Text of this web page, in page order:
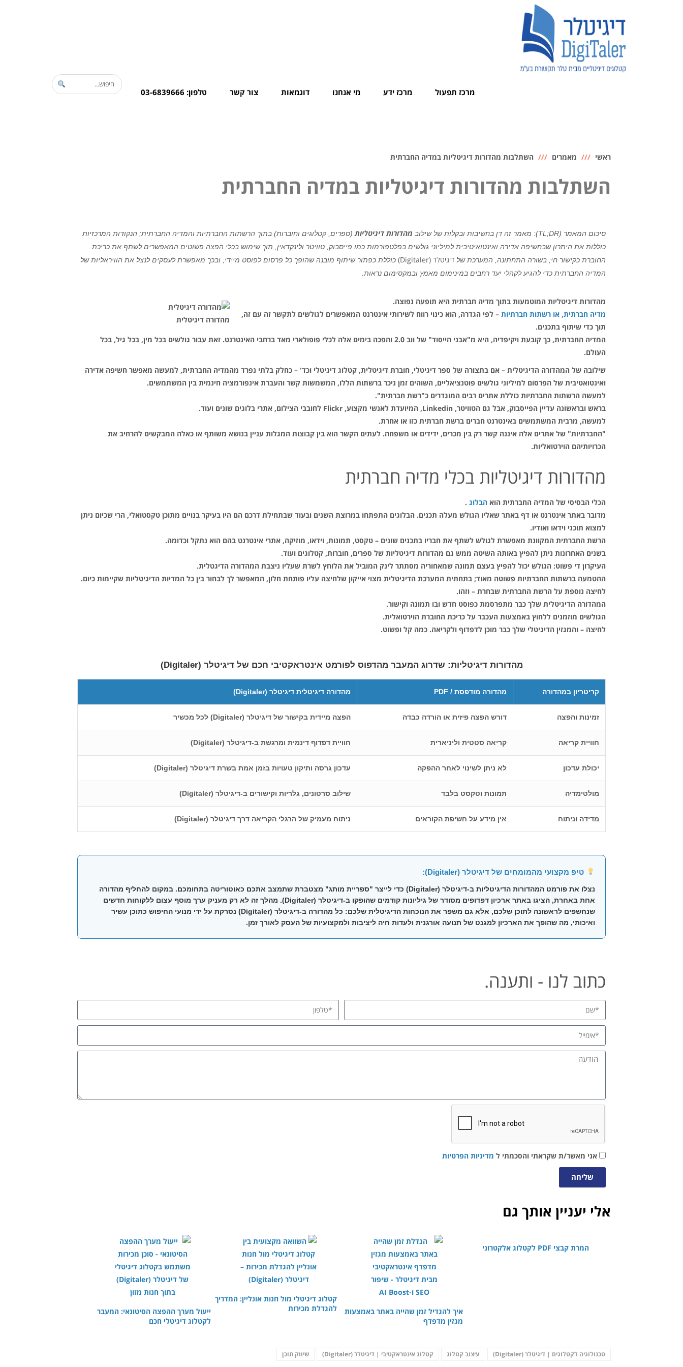
מרכז תפעול מרכז ידע מי אנחנו דוגמאות צור קשר טלפון: 03-6839666
ראשי מאמרים השתלבות מהדורות דיגיטליות במדיה החברתית
השתלבות מהדורות דיגיטליות במדיה החברתית
סיכום המאמר (TL;DR): מאמר זה דן בחשיבות ובקלות של שילוב מהדורות דיגיטליות (ספרים, קטלוגים וחוברות) בתוך הרשתות החברתיות והמדיה החברתית; הנקודות המרכזיות
כוללות את היתרון שבחשיפה אדירה ואינטואיטיבית למיליוני גולשים בפלטפורמות כמו פייסבוק, טוויטר ולינקדאין, תוך שימוש בכלי הפצה פשוטים המאפשרים לשתף את כריכת
החוברת כקישור חי; בשורה התחתונה, המערכת של דיגיטלר (Digitaler)
כוללת כפתור שיתוף מובנה שהופך כל פרסום לפוסט מיידי, ובכך מאפשרת לעסקים לנצל את הוויראליות של
המדיה החברתית כדי להגיע לקהלי יעד רחבים במינימום מאמץ ובמקסימום נראות.
מהדורה דיגיטלית
מהדורות דיגיטליות המוטמעות בתוך מדיה חברתית היא תופעה נפוצה.
מדיה חברתית, או רשתות חברתיות – לפי הגדרה, הוא כינוי רווח לשירותי אינטרנט המאפשרים לגולשים לתקשר זה עם זה,
תוך כדי שיתוף בתכנים.
המדיה החברתית, כך קובעת ויקיפדיה, היא מ"אבני הייסוד" של ווב 2.0 והפכה בימים אלה לכלי פופולארי מאד ברחבי האינטרנט. זאת עבור גולשים בכל מין, בכל גיל, בכל
העולם.
שילובה של המהדורה הדיגיטלית – אם בתצורה של ספר דיגיטלי, חוברת דיגיטלית, קטלוג דיגיטלי וכד' – כחלק בלתי נפרד מהמדיה החברתית, למעשה מאפשר חשיפה אדירה
ואינטואטיבית של הפרסום למיליוני גולשים פוטנציאליים, השוהים זמן ניכר ברשתות הללו, המשמשות קשר והעברת אינפורמציה חינמית בין המשתמשים.
למעשה הרשתות החברתיות כוללת אתרים רבים המוגדרים כ"רשת חברתית".
בראש ובראשונה עדיין הפייסבוק, אבל גם הטוויטר, Linkedin, המיועדת לאנשי מקצוע, Flickr לחובבי הצילום, אתרי בלוגים שונים ועוד.
למעשה, מרבית המשתמשים באינטרנט חברים ברשת חברתית כזו או אחרת.
"החברתיות" של אתרים אלה איננה קשר רק בין מכרים, ידידים או משפחה. לעתים הקשר הוא בין קבוצות המגלות עניין בנושא משותף או כאלה המבקשים להרחיב את
הכרויותיהם הוירטואליות.
מהדורות דיגיטליות בכלי מדיה חברתית
הכלי הבסיסי של המדיה החברתית הוא הבלוג .
מדובר באתר אינטרנט או דף באתר שאליו הגולש מעלה תכנים. הבלוגים התפתחו במרוצת השנים ובעוד שבתחילת דרכם הם היו בעיקר בנויים מתוכן טקסטואלי, הרי שכיום ניתן
למצוא תוכני וידאו ואודיו.
הרשת החברתית המקוונת מאפשרת לגולש לשתף את חבריו בתכנים שונים – טקסט, תמונות, וידאו, מוזיקה, אתרי אינטרנט בהם הוא נתקל וכדומה.
בשנים האחרונות ניתן להפיץ באותה השיטה ממש גם מהדורות דיגיטליות של ספרים, חוברות, קטלוגים ועוד.
העיקרון די פשוט: הגולש יכול להפיץ בעצם תמונה שמאחוריה מסתתר לינק המוביל את הלוחץ לשרת שעליו ניצבת המהדורה הדיגטלית.
ההטמעה ברשתות החברתיות פשוטה מאוד; בתחתית המערכת הדיגיטלית מצוי אייקון שלחיצה עליו פותחת חלון, המאפשר לך לבחור בין כל המדיות הדיגיטליות שקיימות כיום.
לחיצה נוספת על הרשת החברתית שבחרת – וזהו.
המהדורה הדיגיטלית שלך כבר מתפרסמת כפוסט חדש ובו תמונה וקישור.
הגולשים מוזמנים ללחוץ באמצעות העכבר על כריכת החוברת הוירטואלית.
לחיצה – והמגזין הדיגיטלי שלך כבר מוכן לדפדוף ולקריאה. כמה קל ופשוט.
מהדורות דיגיטליות: שדרוג המעבר מהדפוס לפורמט אינטראקטיבי חכם של דיגיטלר (Digitaler)
קריטריון במהדורה מהדורה מודפסת / PDF מהדורה דיגיטלית דיגיטלר (Digitaler)
זמינות והפצה דורש הפצה פיזית או הורדה כבדה הפצה מיידית בקישור של דיגיטלר (Digitaler) לכל מכשיר
חוויית קריאה קריאה סטטית וליניארית חוויית דפדוף דינמית ומרגשת ב-דיגיטלר (Digitaler)
יכולת עדכון לא ניתן לשינוי לאחר ההפקה עדכון גרסה ותיקון טעויות בזמן אמת בשרת דיגיטלר (Digitaler)
מולטימדיה תמונות וטקסט בלבד שילוב סרטונים, גלריות וקישורים ב-דיגיטלר (Digitaler)
מדידה וניתוח אין מידע על חשיפת הקוראים ניתוח מעמיק של הרגלי הקריאה דרך דיגיטלר (Digitaler)
טיפ מקצועי מהמומחים של דיגיטלר (Digitaler):
נצלו את פורמט המהדורות הדיגיטליות
ב-דיגיטלר (Digitaler) כדי לייצר "ספריית מותג" מצטברת שתמצב אתכם כאוטוריטה בתחומכם. במקום להחליף מהדורה
אחת באחרת, הציגו באתר ארכיון דפדופים מסודר של גיליונות קודמים שהופקו ב-דיגיטלר (Digitaler). מהלך זה לא רק מעניק ערך מוסף עצום ללקוחות חדשים
שנחשפים לראשונה לתוכן שלכם, אלא גם משפר את הנוכחות הדיגיטלית שלכם: כל מהדורה ב-דיגיטלר (Digitaler) נסרקת על ידי מנועי החיפוש כתוכן עשיר
ואיכותי, מה שהופך את הארכיון למגנט של תנועה אורגנית ולעדות חיה ליציבות ולמקצועיות של העסק לאורך זמן.
כתוב לנו - ותענה.
אני מאשר/ת שקראתי והסכמתי ל מדיניות הפרטיות
שליחה
אלי יעניין אותך גם
המרת קבצי PDF לקטלוג אלקטרוני
איך להגדיל זמן שהייה באתר באמצעות
מגזין מדפדף
קטלוג דיגיטלי מול חנות אונליין: המדריך
להגדלת מכירות
ייעול מערך ההפצה הסיטונאי: המעבר
לקטלוג דיגיטלי חכם
טכנולוגיה לקטלוגים | דיגיטלר (Digitaler) עיצוב קטלוג קטלוג אינטראקטיבי | דיגיטלר (Digitaler) שיווק תוכן